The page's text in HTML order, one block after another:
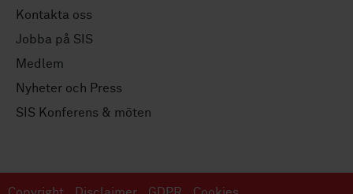
Kontakta oss
Jobba på SIS
Medlem
Nyheter och Press
SIS Konferens & möten